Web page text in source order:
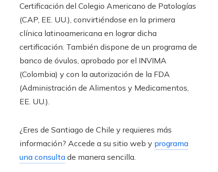
Certificación del Colegio Americano de Patologías
(CAP, EE. UU.), convirtiéndose en la primera
clínica latinoamericana en lograr dicha
certificación. También dispone de un programa de
banco de óvulos, aprobado por el INVIMA
(Colombia) y con la autorización de la FDA
(Administración de Alimentos y Medicamentos,
EE. UU.).
¿Eres de Santiago de Chile y requieres más
información? Accede a su sitio web y programa
una consulta de manera sencilla.